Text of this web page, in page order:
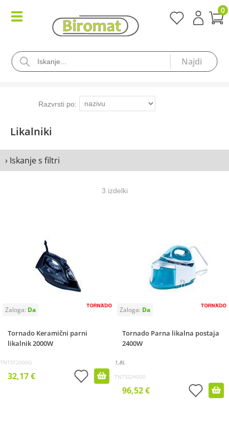
0
Likalniki
› Iskanje s filtri
3 izdelki
Tornado Keramični parni
likalnik 2000W
TNTST2000G
32,17 €
Tornado Parna likalna postaja
2400W
1,8L
TNTSS2400D
96,52 €